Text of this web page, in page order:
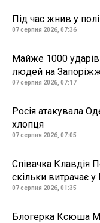
Під час жнив у
07 серпня 2026, 07:36
Майже 1000 ударів
людей на
07 серпня 2026, 07:17
Росія атакувала
хлопця
07 серпня 2026, 07:05
Співачка Клавдія
скільки витрачає у
07 серпня 2026, 01:35
Блогерка Ксюша